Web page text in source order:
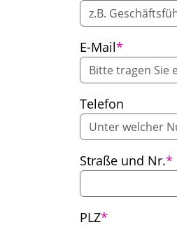
Pflichtfeld
E-Mail*
Telefon
Pflichtfeld
Straße und Nr.*
Pflichtfeld
PLZ*